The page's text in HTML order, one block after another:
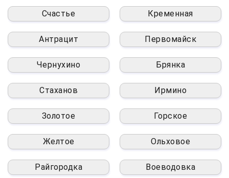
Счастье Кременная
Антрацит Первомайск
Чернухино Брянка
Стаханов Ирмино
Золотое Горское
Желтое Ольховое
Райгородка Воеводовка